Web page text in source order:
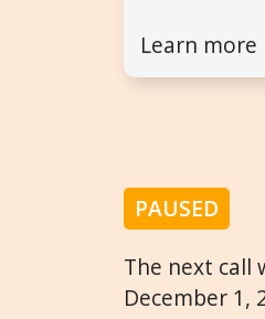
Learn more
PAUSED
The next call
December 1,